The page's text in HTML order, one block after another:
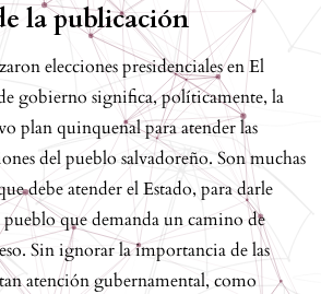
la publicación
elecciones presidenciales en El
gobierno significa, políticamente, la
plan quinquenal para atender las
del pueblo salvadoreño. Son muchas
debe atender el Estado, para darle
que demanda un camino de
Sin ignorar la importancia de las
atención gubernamental, como